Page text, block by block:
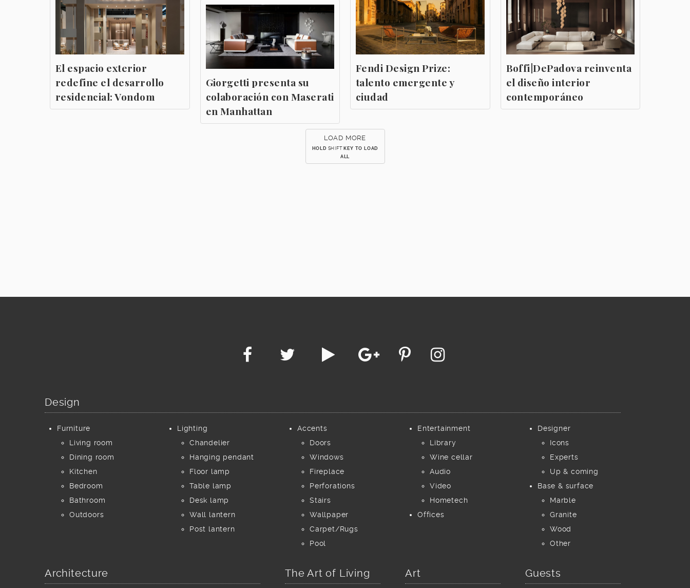
El espacio exterior
redefine el desarrollo
residencial: Vondom
Fendi Design Prize:
talento emergente y
ciudad
Boffi|DePadova reinventa
el diseño interior
contemporáneo
Giorgetti presenta su
colaboración con Maserati
en Manhattan
LOAD MORE
HOLD SHIFTKEY TO LOAD
ALL
Design
Furniture
Living room
Dining room
Kitchen
Bedroom
Bathroom
Outdoors
Lighting
Chandelier
Hanging pendant
Floor lamp
Table lamp
Desk lamp
Wall lantern
Post lantern
Accents
Doors
Windows
Fireplace
Perforations
Stairs
Wallpaper
Carpet/Rugs
Pool
Entertainment
Library
Wine cellar
Audio
Video
Hometech
Offices
Designer
Icons
Experts
Up & coming
Base & surface
Marble
Granite
Wood
Other
Architecture The Art of Living Art Guests